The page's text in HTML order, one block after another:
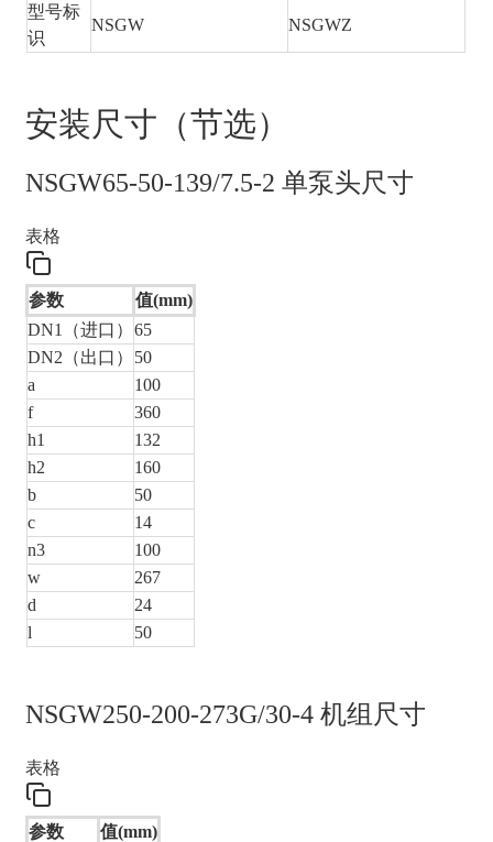
型号标
识
NSGW NSGWZ
安装尺寸（节选）
NSGW65-50-139/7.5-2 单泵头尺寸
表格
参数
值(mm)
DN1（进口） 65
DN2（出口） 50
a
100
f
360
h1
132
h2
160
b
50
c
14
n3
100
w
267
d
24
l
50
NSGW250-200-273G/30-4 机组尺寸
表格
参数
值(mm)